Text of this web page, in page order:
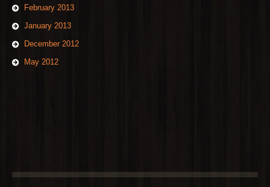
February 2013
January 2013
December 2012
May 2012